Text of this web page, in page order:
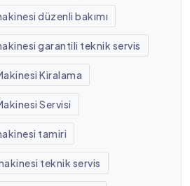
düzenli bakımı
garantili teknik servis
Kiralama
Servisi
tamiri
teknik servis